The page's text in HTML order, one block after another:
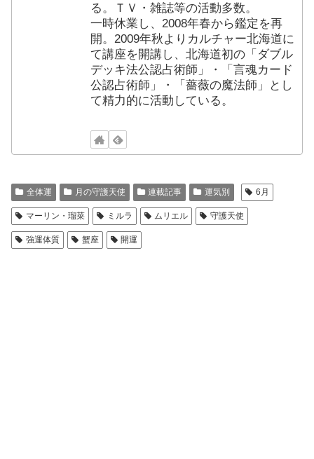
る。ＴＶ・雑誌等の活動多数。
一時休業し、2008年春から鑑定を再
開。2009年秋よりカルチャー北海道に
て講座を開講し、北海道初の「ダブル
デッキ法公認占術師」・「言魂カード
公認占術師」・「薔薇の魔法師」とし
て精力的に活動している。
全体運 月の守護天使 連載記事 運気別 6月
マーリン・瑠菜 ミルラ ムリエル 守護天使
強運体質 蟹座 開運